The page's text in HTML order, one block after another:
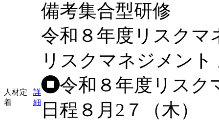
備考集合型研修
人材定
着
詳
細
令和８年度リスクマ
リスクマネジメント
令和８年度リスク
日程 ８月2７（木